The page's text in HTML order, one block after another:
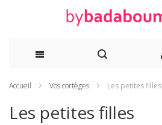
Accueil Vos cortèges Les petites filles
Les petites filles